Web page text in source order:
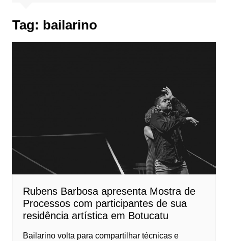
Tag: bailarino
Rubens Barbosa apresenta Mostra de
Processos com participantes de sua
residência artística em Botucatu
Bailarino volta para compartilhar técnicas e